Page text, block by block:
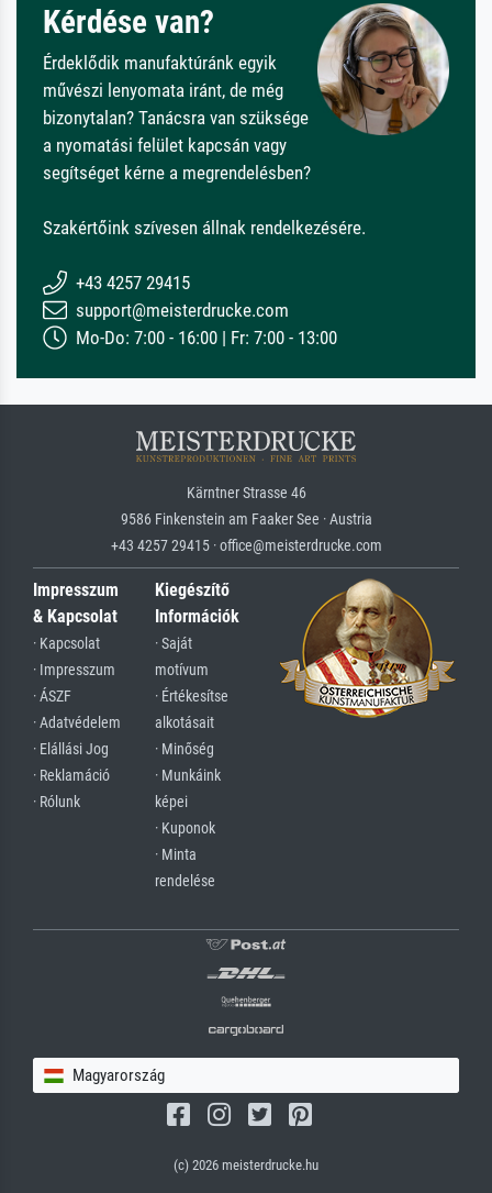
Kérdése van?
Érdeklődik manufaktúránk egyik
művészi lenyomata iránt, de még
bizonytalan? Tanácsra van szüksége
a nyomatási felület kapcsán vagy
segítséget kérne a megrendelésben?
Szakértőink szívesen állnak rendelkezésére.
+43 4257 29415
support@meisterdrucke.com
Mo-Do: 7:00 - 16:00 | Fr: 7:00 - 13:00
Kärntner Strasse 46
9586 Finkenstein am Faaker See · Austria
+43 4257 29415 · office@meisterdrucke.com
Impresszum
& Kapcsolat
· Kapcsolat
· Impresszum
· ÁSZF
· Adatvédelem
· Elállási Jog
· Reklamáció
· Rólunk
Kiegészítő
Információk
· Saját
motívum
· Értékesítse
alkotásait
· Minőség
· Munkáink
képei
· Kuponok
· Minta
rendelése
Magyarország
(c) 2026 meisterdrucke.hu